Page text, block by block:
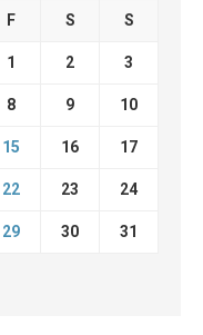
F S S
1 2 3
8 9 10
15 16 17
22 23 24
29 30 31